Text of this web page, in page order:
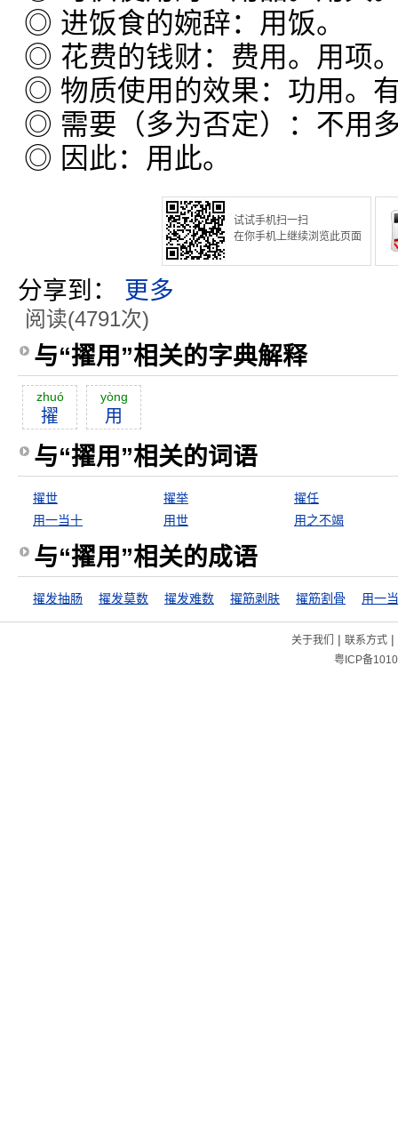
◎ 进饭食的婉辞：用饭。
◎ 花费的钱财：费用。用项
◎ 物质使用的效果：功用。
◎ 需要（多为否定）：不用
◎ 因此：用此。
试试手机扫一扫
在你手机上继续浏览此页面
分享到： 更多
阅读(4791次)
与“擢用”相关的字典解释
zhuó
擢
yòng
用
与“擢用”相关的词语
擢世 擢举
擢任
用一当十
用世 用之不竭
与“擢用”相关的成语
擢发抽肠 擢发莫数 擢发难数 擢筋剥肤 擢筋割骨 用一
关于我们 | 联系方式|
粤ICP备